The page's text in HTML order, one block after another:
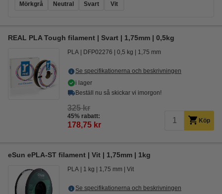
Mörkgrå Neutral Svart Vit
REAL PLA Tough filament | Svart | 1,75mm | 0,5kg
PLA DFP02276 0,5 kg 1,75 mm
Se specifikationerna och beskrivningen
i lager
Beställ nu så skickar vi imorgon!
325 kr
45% rabatt:
178,75 kr Köp
eSun ePLA-ST filament | Vit | 1,75mm | 1kg
PLA 1 kg 1,75 mm Vit
Se specifikationerna och beskrivningen